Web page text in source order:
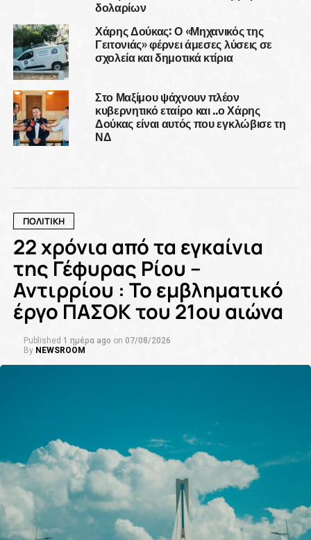
δολαρίων
Χάρης Δούκας: Ο «Μηχανικός της
Γειτονιάς» φέρνει άμεσες λύσεις σε
σχολεία και δημοτικά κτίρια
Στο Μαξίμου ψάχνουν πλέον
κυβερνητικό εταίρο και ..ο Χάρης
Δούκας είναι αυτός που εγκλώβισε τη
ΝΔ
ΠΟΛΙΤΙΚΗ
22 χρόνια από τα εγκαίνια
της Γέφυρας Ρίου –
Αντιρρίου : Το εμβληματικό
έργο ΠΑΣΟΚ του 21ου αιώνα
Published 1 ημέρα ago on 07/08/2026
By NEWSROOM